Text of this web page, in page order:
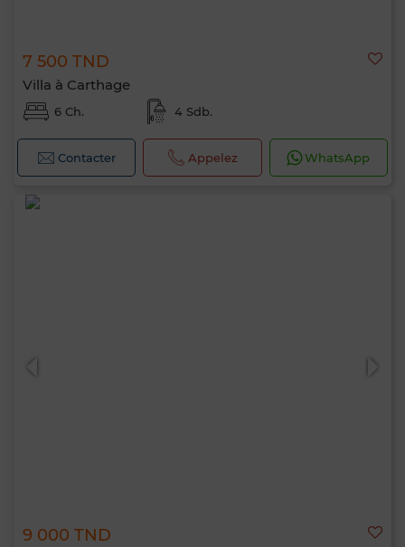
7 500 TND
Villa à Carthage
6 Ch. 4 Sdb.
Contacter Appelez WhatsApp
9 000 TND